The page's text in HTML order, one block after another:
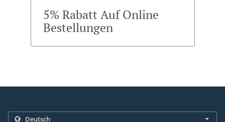
5% Rabatt Auf Online
Bestellungen